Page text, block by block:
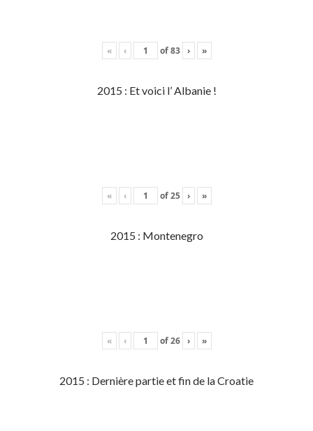
« ‹ of83 › »
2015 : Et voici l’ Albanie !
« ‹ of25 › »
2015 : Montenegro
« ‹ of26 › »
2015 : Dernière partie et fin de la Croatie